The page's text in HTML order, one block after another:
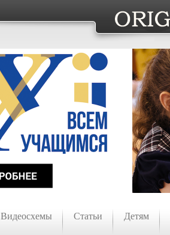
Видеосхемы Статьи Детям